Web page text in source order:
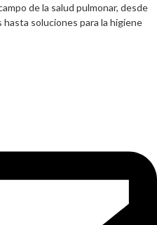
de la salud pulmonar, desde
soluciones para la higiene